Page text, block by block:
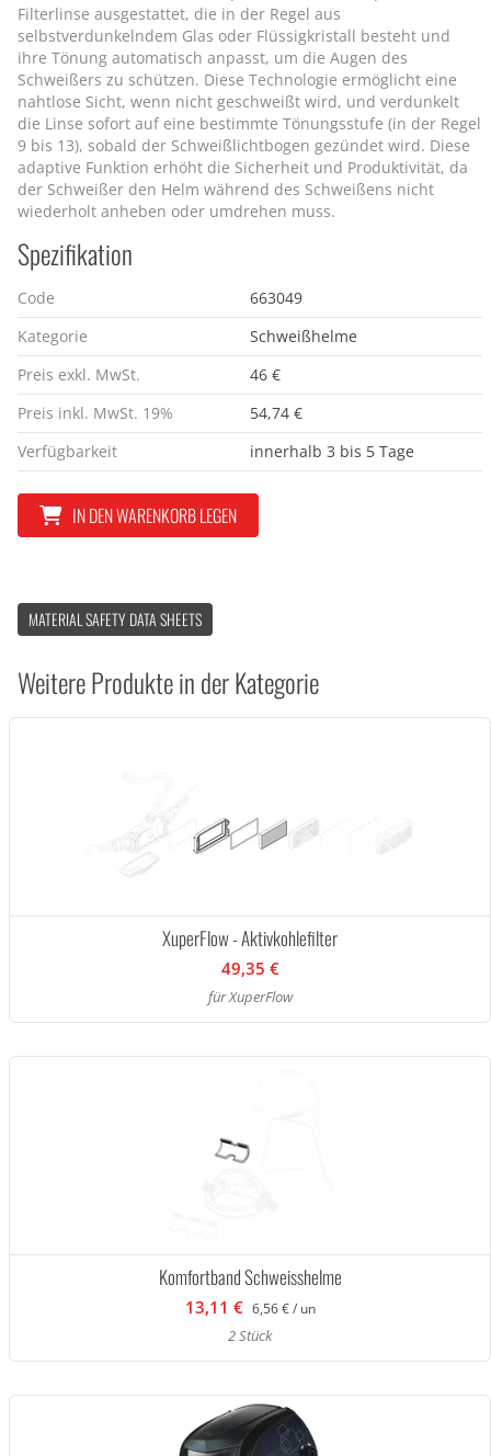
Filterlinse ausgestattet, die in der Regel aus
selbstverdunkelndem Glas oder Flüssigkristall besteht und
ihre Tönung automatisch anpasst, um die Augen des
Schweißers zu schützen. Diese Technologie ermöglicht eine
nahtlose Sicht, wenn nicht geschweißt wird, und verdunkelt
die Linse sofort auf eine bestimmte Tönungsstufe (in der Regel
9 bis 13), sobald der Schweißlichtbogen gezündet wird. Diese
adaptive Funktion erhöht die Sicherheit und Produktivität, da
der Schweißer den Helm während des Schweißens nicht
wiederholt anheben oder umdrehen muss.
Spezifikation
Code
663049
Kategorie
Schweißhelme
Preis exkl. MwSt.
46 €
Preis inkl. MwSt. 19%
54,74 €
Verfügbarkeit
innerhalb 3 bis 5 Tage
IN DEN WARENKORB LEGEN
MATERIAL SAFETY DATA SHEETS
Weitere Produkte in der Kategorie
XuperFlow - Aktivkohlefilter
49,35 €
für XuperFlow
Komfortband Schweisshelme
13,11 € 6,56 € / un
2 Stück